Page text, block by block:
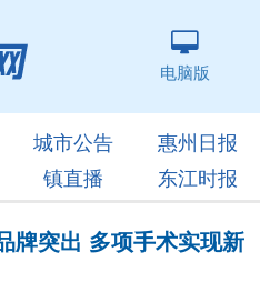
电脑版
城市公告
惠州日报
镇直播 东江时报
牌突出 多项手术实现新